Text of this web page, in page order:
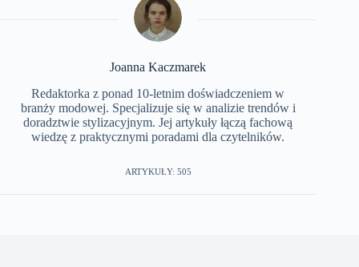
Joanna Kaczmarek
Redaktorka z ponad 10-letnim doświadczeniem w
branży modowej. Specjalizuje się w analizie trendów i
doradztwie stylizacyjnym. Jej artykuły łączą fachową
wiedzę z praktycznymi poradami dla czytelników.
ARTYKUŁY: 505